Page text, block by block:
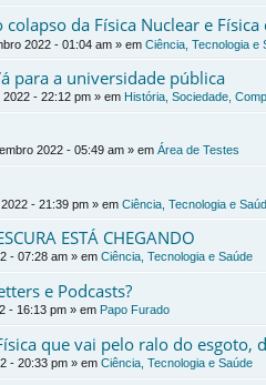
colapso da Física Nuclear e
2022 - 01:04 am » em Ciência, Tecnologia e
para a universidade pública
- 22:12 pm » em História, Sociedade,
2022 - 05:49 am » em Área de Testes
- 21:39 pm » em Ciência, Tecnologia e
ESTÁ CHEGANDO
- 07:28 am » em Ciência, Tecnologia e Saúde
e Podcasts?
- 16:13 pm » em Papo Furado
que vai pelo ralo do esgoto,
- 20:33 pm » em Ciência, Tecnologia e Saúde